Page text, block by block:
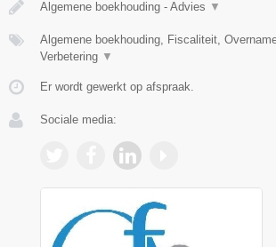
Algemene boekhouding - Advies ▼
Algemene boekhouding, Fiscaliteit,
Verbetering ▼
Er wordt gewerkt op afspraak.
Sociale media: